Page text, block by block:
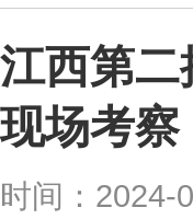
江西第
现场考察
时间：